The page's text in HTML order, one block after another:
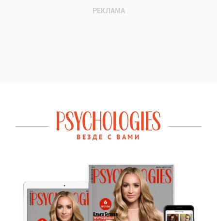
ВЕЗДЕ С ВАМИ